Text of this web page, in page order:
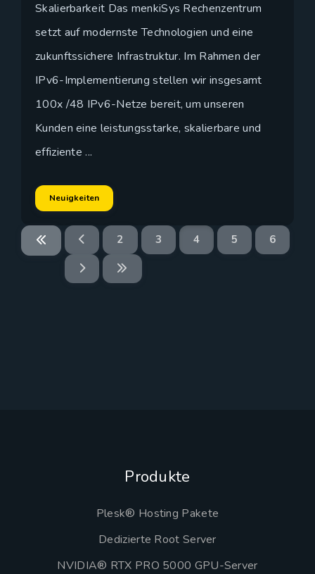
Skalierbarkeit Das menkiSys Rechenzentrum
setzt auf modernste Technologien und eine
zukunftssichere Infrastruktur. Im Rahmen der
IPv6-Implementierung stellen wir insgesamt
100x /48 IPv6-Netze bereit, um unseren
Kunden eine leistungsstarke, skalierbare und
effiziente ...
Neuigkeiten
2 3 4 5 6
Produkte
Plesk® Hosting Pakete
Dedizierte Root Server
NVIDIA® RTX PRO 5000 GPU-Server